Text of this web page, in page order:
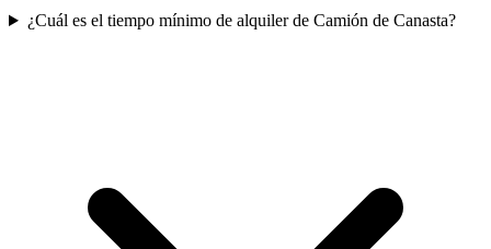
¿Cuál es el tiempo mínimo de alquiler de Camión de Canasta?